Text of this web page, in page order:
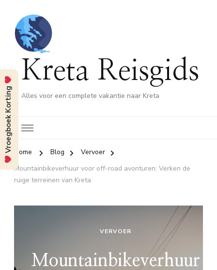
Kreta Reisgids
Alles voor een complete vakantie naar Kreta
Home Blog
Vervoer
Mountainbikeverhuur voor off-road avonturen: Verken de
ruige terreinen van Kreta
VERVOER
Mountainbikeverhuur
Vroegboek Korting